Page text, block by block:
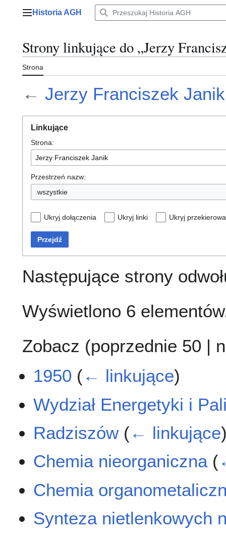
Menu główne
Historia AGH
Strony linkujące do „Jerzy
Strona
← Jerzy Franciszek Janik
Linkujące
Strona:
Przestrzeń nazw:
wszystkie
Ukryj dołączenia Ukryj linki Ukryj
Przejdź
Następujące strony
Wyświetlono 6
Zobacz (poprzednie 50 |
1950 (← linkujące)
Wydział Energetyki i
Radziszów (← linkujące
Chemia nieorganiczna (
Chemia
Synteza nietlenkowych